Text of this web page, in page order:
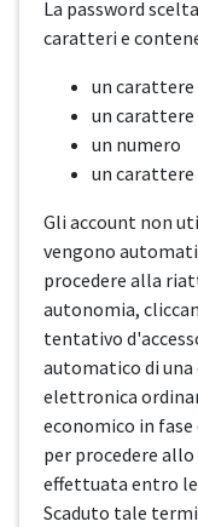
La password
caratteri e
un
un
un numero
un carattere
Gli account non
vengono
procedere alla
autonomia,
tentativo
automatico di
elettronica
economico in
per procedere
effettuata entro le
Scaduto tale